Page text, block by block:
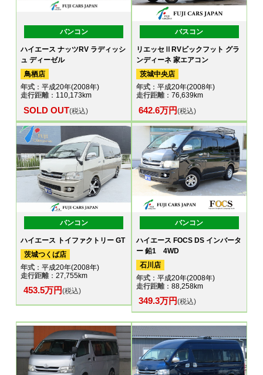
バンコン
ハイエース ナッツRV ラディッシ
ュ ディーゼル
鳥栖店
年式 ：平成20年(2008年)
走行距離：110,173km
SOLD OUT(税込)
バスコン
リエッセⅡRVビックフット グラ
ンディーネ 家エアコン
茨城中央店
年式：平成20年(2008年)
走行距離：76,639km
642.6万円(税込)
バンコン
ハイエース トイファクトリー GT
茨城つくば店
年式 ：平成20年(2008年)
走行距離：27,755km
453.5万円(税込)
バンコン
ハイエース FOCS DS インバータ
ー 鉛1 4WD
石川店
年式：平成20年(2008年)
走行距離：88,258km
349.3万円(税込)